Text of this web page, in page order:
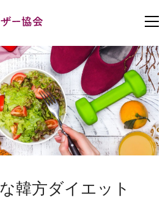
韓方ダイエット